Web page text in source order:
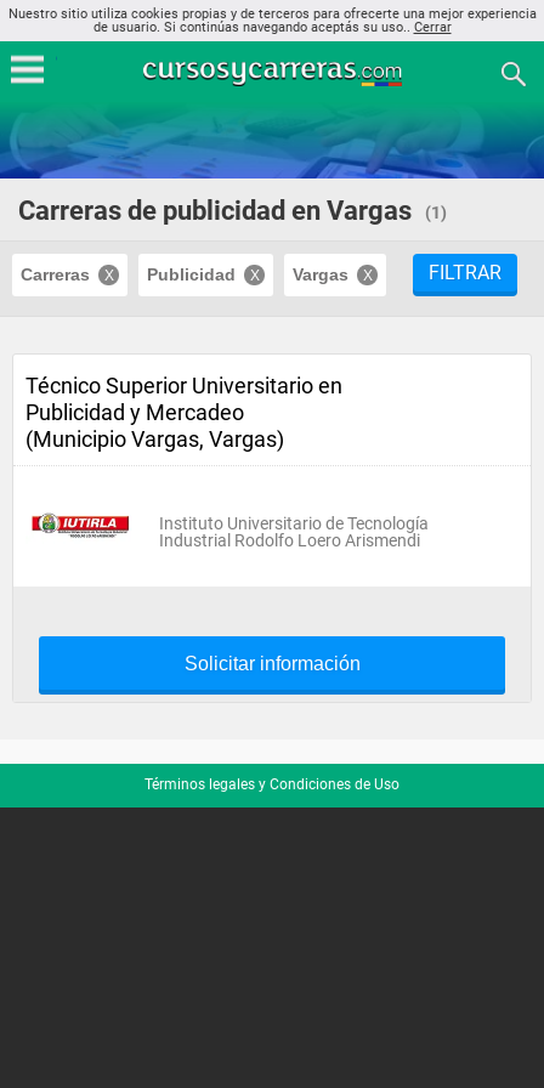
Nuestro sitio utiliza cookies propias y de terceros para ofrecerte una mejor experiencia
de usuario. Si continúas navegando aceptás su uso.. Cerrar
Carreras de publicidad en Vargas (1)
Carreras Publicidad Vargas FILTRAR
Técnico Superior Universitario en
Publicidad y Mercadeo
(Municipio Vargas, Vargas)
Instituto Universitario de Tecnología
Industrial Rodolfo Loero Arismendi
Solicitar información
Términos legales y Condiciones de Uso